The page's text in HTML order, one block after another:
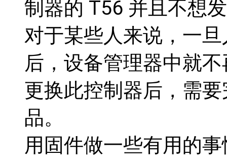
制器的 T56 并且不想
对于某些人来说，一
后，设备管理器中就
更换此控制器后，需
品。
用固件做一些有用的